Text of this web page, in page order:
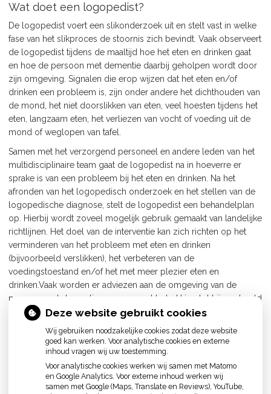
Wat doet een logopedist?
De logopedist voert een slikonderzoek uit en stelt vast in welke
fase van het slikproces de stoornis zich bevindt. Vaak observeert
de logopedist tijdens de maaltijd hoe het eten en drinken gaat
en hoe de persoon met dementie daarbij geholpen wordt door
zijn omgeving. Signalen die erop wijzen dat het eten en/of
drinken een probleem is, zijn onder andere het dichthouden van
de mond, het niet doorslikken van eten, veel hoesten tijdens het
eten, langzaam eten, het verliezen van vocht of voeding uit de
mond of weglopen van tafel.
Samen met het verzorgend personeel en andere leden van het
multidisciplinaire team gaat de logopedist na in hoeverre er
sprake is van een probleem bij het eten en drinken. Na het
afronden van het logopedisch onderzoek en het stellen van de
logopedische diagnose, stelt de logopedist een behandelplan
op. Hierbij wordt zoveel mogelijk gebruik gemaakt van landelijke
richtlijnen. Het doel van de interventie kan zich richten op het
verminderen van het probleem met eten en drinken
(bijvoorbeeld verslikken), het verbeteren van de
voedingstoestand en/of het met meer plezier eten en
drinken.Vaak worden er adviezen aan de omgeving van de
persoon met dementie gegeven met betrekking tot bijvoorbeeld
de houding tijdens de maaltijd, de consistentie van het vocht en
voedsel en de wijze van aanbieden van het eten en drinken.
De logopedist blijft de persoon met dementie volgen. Indien er
sprake is van achteruitgang door de dementie en het eten en
drinken verslechtert, biedt de logopedist opnieuw onderzoek en
begeleiding aan.
Deze website gebruikt cookies
Wij gebruiken noodzakelijke cookies zodat deze website
goed kan werken. Voor analytische cookies en externe
inhoud vragen wij uw toestemming.
Voor analytische cookies werken wij samen met Matomo
en Google Analytics. Voor externe inhoud werken wij
samen met Google (Maps, Translate en Reviews), YouTube,